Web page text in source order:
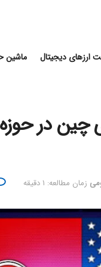
ارزهای دیجیتال ماشین
چین در
زمان مطالعه: ۱ دقیقه